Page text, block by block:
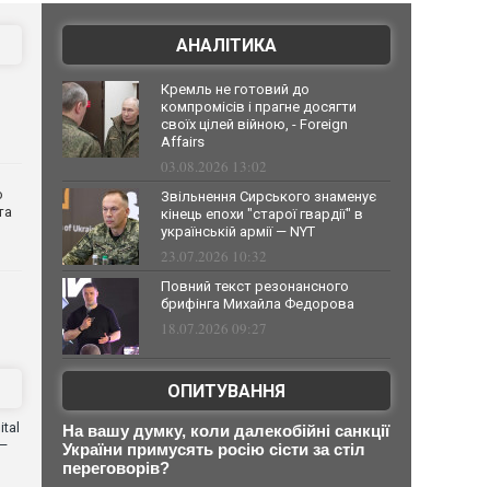
АНАЛІТИКА
Кремль не готовий до
компромісів і прагне досягти
своїх цілей війною, - Foreign
Affairs
03.08.2026 13:02
Звільнення Сирського знаменує
кінець епохи "старої гвардії" в
українській армії — NYT
23.07.2026 10:32
Повний текст резонансного
брифінга Михайла Федорова
18.07.2026 09:27
ОПИТУВАННЯ
На вашу думку, коли далекобійні санкції
України примусять росію сісти за стіл
переговорів?